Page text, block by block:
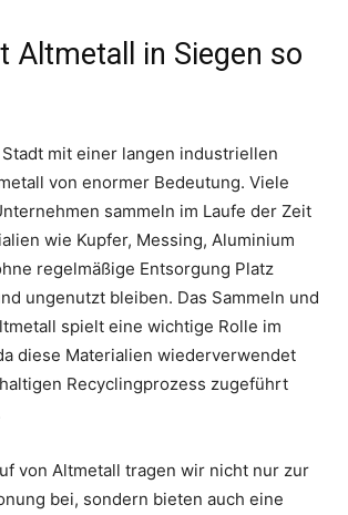
Altmetall in Siegen so
mit einer langen industriellen
von enormer Bedeutung. Viele
sammeln im Laufe der Zeit
wie Kupfer, Messing, Aluminium
regelmäßige Entsorgung Platz
ungenutzt bleiben. Das Sammeln und
spielt eine wichtige Rolle im
diese Materialien wiederverwendet
Recyclingprozess zugeführt
von Altmetall tragen wir nicht nur zur
bei, sondern bieten auch eine